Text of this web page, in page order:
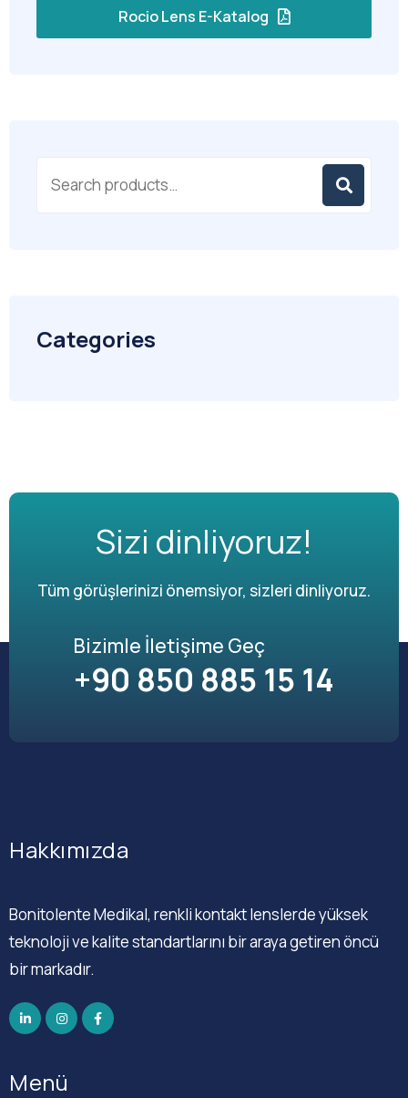
Rocio Lens E-Katalog
Categories
Sizi dinliyoruz!
Tüm görüşlerinizi önemsiyor, sizleri dinliyoruz.
Bizimle İletişime Geç
+90 850 885 15 14
Hakkımızda
Bonitolente Medikal, renkli kontakt lenslerde yüksek
teknoloji ve kalite standartlarını bir araya getiren öncü
bir markadır.
Menü